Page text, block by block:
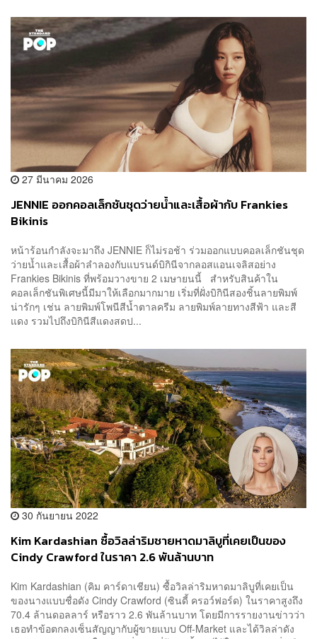
27 มีนาคม 2026
JENNIE ออกคอลเล็กชันชุดว่ายน้ำและเสื้อผ้ากับ Frankies
Bikinis
หน้าร้อนกำลังจะมาถึง JENNIE ก็ไม่รอช้า ร่วมออกแบบคอลเล็กชันชุด
ว่ายน้ำและเสื้อผ้าลำลองกับแบรนด์บิกินีจากลอสแอนเจลิสอย่าง
Frankies Bikinis ที่พร้อมวางขาย 2 เมษายนนี้ สำหรับสินค้าใน
คอลเล็กชันพิเศษนี้มีมาให้เลือกมากมาย เริ่มที่ฝั่งบิกินีสองชิ้นลายพิมพ์
น่ารักๆ เช่น ลายพิมพ์โพนีสีน้ำตาลครีม ลายพิมพ์ลายทางสีฟ้า และสี
แดง รวมไปถึงบิกินีสีแดงสดป...
30 กันยายน 2022
Kim Kardashian ซื้อวิลล่าริมชายหาดมาลิบูที่เคยเป็นของ
Cindy Crawford ในราคา 2.6 พันล้านบาท
Kim Kardashian (คิม คาร์ดาเชียน) ซื้อวิลล่าริมหาดมาลิบูที่เคยเป็น
ของนางแบบชื่อดัง Cindy Crawford (ซินดี้ ครอว์ฟอร์ด) ในราคาสูงถึง
70.4 ล้านดอลลาร์ หรือราว 2.6 พันล้านบาท โดยมีการรายงานข่าวว่า
เธอทำข้อตกลงเซ็นสัญญากับผู้ขายแบบ Off-Market และได้วิลล่าดัง